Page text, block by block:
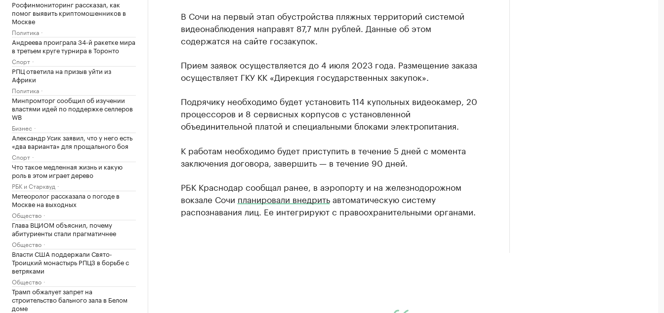
Росфинмониторинг рассказал, как
помог выявить криптомошенников в
Москве
Политика
Андреева проиграла 34-й ракетке мира
в третьем круге турнира в Торонто
Спорт
РПЦ ответила на призыв уйти из
Африки
Политика
Минпромторг сообщил об изучении
властями идей по поддержке селлеров
WB
Бизнес
Александр Усик заявил, что у него есть
«два варианта» для прощального боя
Спорт
Что такое медленная жизнь и какую
роль в этом играет дерево
РБК и Старквуд
Метеоролог рассказала о погоде в
Москве на выходных
Общество
Глава ВЦИОМ объяснил, почему
абитуриенты стали прагматичнее
Общество
Власти США поддержали Свято-
Троицкий монастырь РПЦЗ в борьбе с
ветряками
Общество
Трамп обжалует запрет на
строительство бального зала в Белом
доме
В Сочи на первый этап обустройства пляжных территорий системой
видеонаблюдения направят 87,7 млн рублей. Данные об этом
содержатся на сайте госзакупок.
Прием заявок осуществляется до 4 июля 2023 года. Размещение заказа
осуществляет ГКУ КК «Дирекция государственных закупок».
Подрячику необходимо будет установить 114 купольных видеокамер, 20
процессоров и 8 сервисных корпусов с установленной
объединительной платой и специальными блоками электропитания.
К работам необходимо будет приступить в течение 5 дней с момента
заключения договора, завершить — в течение 90 дней.
РБК Краснодар сообщал ранее, в аэропорту и на железнодорожном
вокзале Сочи планировали внедритьавтоматическую систему
распознавания лиц. Ее интегрируют с правоохранительными органами.